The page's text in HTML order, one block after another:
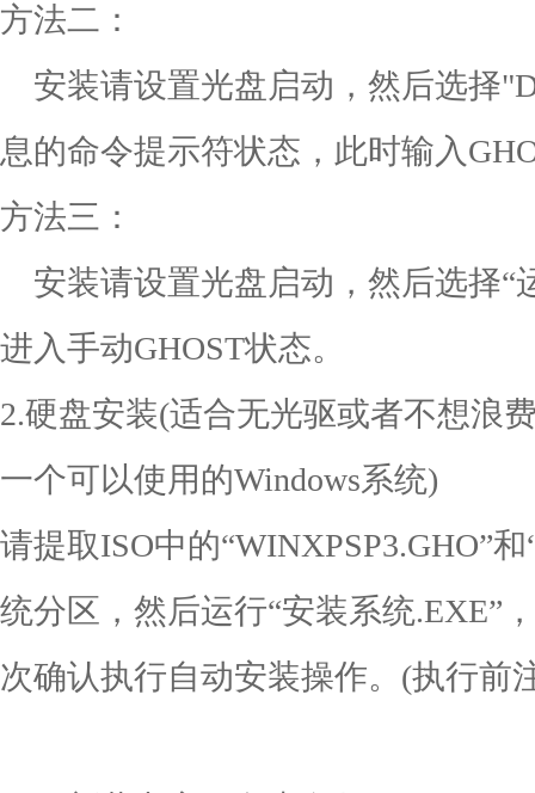
方法二：
安装请设置光盘启动，然后选择
息的命令提示符状态，此时输入
方法三：
安装请设置光盘启动，然后选择“
进入手动GHOST状态。
2.硬盘安装(适合无光驱或者不想浪
一个可以使用的Windows系统)
请提取ISO中的“WINXPSP3.GHO”
统分区，然后运行“安装系统.EXE”
次确认执行自动安装操作。(执行前